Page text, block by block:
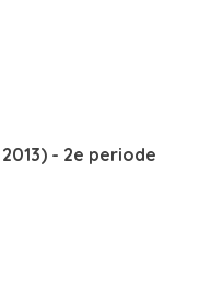
- 2e periode